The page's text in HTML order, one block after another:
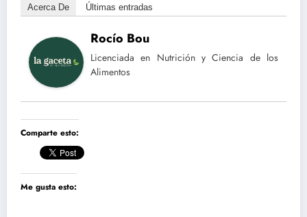
Acerca De Últimas entradas
Rocío Bou
Licenciada en Nutrición y Ciencia de los
Alimentos
Comparte esto:
Me gusta esto: